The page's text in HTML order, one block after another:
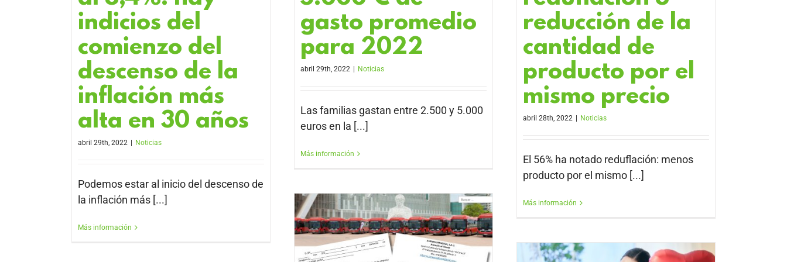
indicios del
comienzo del
descenso de la
inflación más
alta en 30 años
abril 29th, 2022 Noticias
Podemos estar al inicio del descenso de
la inflación más [...]
Más información
gasto promedio
para 2022
abril 29th, 2022 Noticias
Las familias gastan entre 2.500 y 5.000
euros en la [...]
Más información
reducción de la
cantidad de
producto por el
mismo precio
abril 28th, 2022 Noticias
El 56% ha notado reduflación: menos
producto por el mismo [...]
Más información